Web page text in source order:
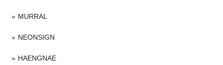
MURRAL
NEONSIGN
HAENGNAE